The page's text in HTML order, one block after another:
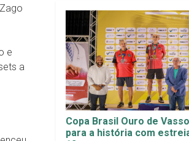
e
a
Copa Brasil Ouro de
para a história com